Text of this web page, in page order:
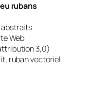
rubans
abstraits
Web
3,0)
ruban vectoriel